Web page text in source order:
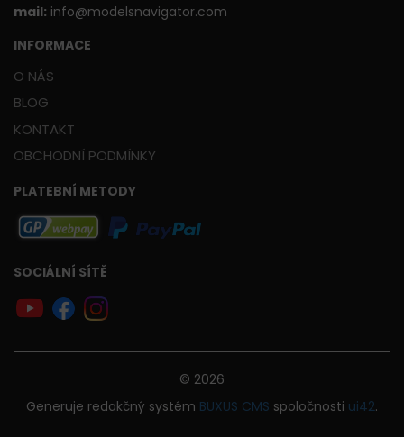
mail: info@modelsnavigator.com
INFORMACE
O NÁS
BLOG
KONTAKT
OBCHODNÍ PODMÍNKY
PLATEBNÍ METODY
SOCIÁLNÍ SÍTĚ
© 2026
Generuje redakčný systém BUXUS CMS spoločnosti ui42.